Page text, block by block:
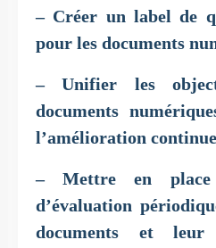
– Créer un label de
pour les documents
– Unifier les
documents
l’amélioration
– Mettre en place
d’évaluation
documents et